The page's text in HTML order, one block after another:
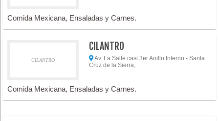
Comida Mexicana, Ensaladas y Carnes.
CILANTRO
CILANTRO
Av. La Salle casi 3er Anillo Interno - Santa
Cruz de la Sierra,
Comida Mexicana, Ensaladas y Carnes.